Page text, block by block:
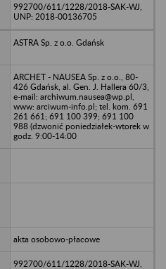
992700/611/1228/2018-SAK-WJ,
UNP: 2018-00136705
ASTRA Sp. z o.o. Gdańsk
ARCHET - NAUSEA Sp. z o.o., 80-
426 Gdańsk, al. Gen. J. Hallera 60/3,
e-mail: archiwum.nausea@wp.pl,
www: arciwum-info.pl; tel. kom. 691
261 661; 691 100 399; 691 100
988 (dzwonić poniedziałek-wtorek w
godz. 9:00-14:00
akta osobowo-płacowe
992700/611/1228/2018-SAK-WJ,